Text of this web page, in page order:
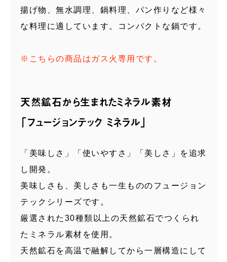
揚げ物、無水調理、鍋料理、パン作りなど様々
な料理に適しています。コンパクトな鍋です。
※こちらの商品はガス火専用です。
天然鉱石から生まれたミネラル素材
「フュージョンテック ミネラル」
「美味しさ」「使いやすさ」「美しさ」を追求
し開発。
美味しさも、美しさも一生もののフュージョン
テックシリーズです。
厳選された30種類以上の天然鉱石でつくられ
たミネラル素材を使用。
天然鉱石を高温で融解してから一層構造にして